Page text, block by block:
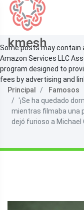
kmesh
Some posts may contain
Amazon Services LLC
program designed to
fees by advertising and
Principal
Famosos
'¡Se ha quedado
mientras filmaba una
dejó furioso a Michael